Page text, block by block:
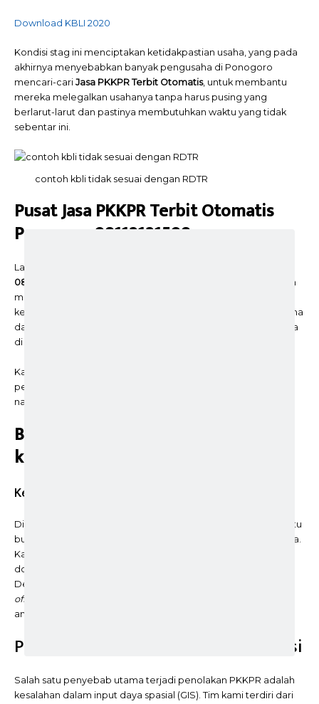
Download KBLI 2020
Kondisi stag ini menciptakan ketidakpastian usaha, yang pada
akhirnya menyebabkan banyak pengusaha di Ponogoro
mencari-cari Jasa PKKPR Terbit Otomatis, untuk membantu
mereka melegalkan usahanya tanpa harus pusing yang
berlarut-larut dan pastinya membutuhkan waktu yang tidak
sebentar ini.
contoh kbli tidak sesuai dengan RDTR
Pusat Jasa PKKPR Terbit Otomatis
Ponorogo 08112121508
Layanan
08112121508
hadir sebagai solusi modern bagi Anda yang ingin
mengurus perizinan tata ruang tanpa ribet. Di era digital ini,
kecepatan adalah segalanya, terutama bagi para pelaku usaha
dan investor yang ingin segera merealisasikan proyek mereka
di Bumi Reog.
Kami bukan sekadar jasa administrasi; kami adalah konsultan
perizinan yang memahami seluk-beluk regulasi lokal dan
nasional.
Berikut adalah nilai tambah yang
kami tawarkan:
Kecepatan Proses PKKPR
Di dunia bisnis, waktu adalah uang. Penundaan izin selama satu
bulan bisa berarti kehilangan peluang keuntungan ratusan juta.
Kami memiliki alur kerja yang terintegrasi untuk memastikan
dokumen PKKPR Anda diproses dengan prioritas tinggi.
Dengan pemahaman mendalam mengenai sistem
office
antrean macet dalam verifikasi data.
Pembuatan Peta Polygon yang Presisi
Salah satu penyebab utama terjadi penolakan PKKPR adalah
kesalahan dalam input daya spasial (GIS). Tim kami terdiri dari